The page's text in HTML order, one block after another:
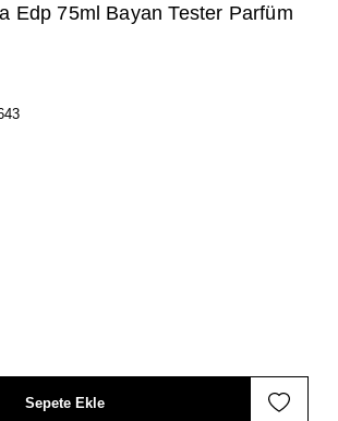
Edp 75ml Bayan Tester Parfüm
Sepete Ekle